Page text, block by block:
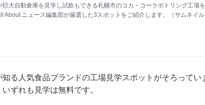
大自動倉庫を見学し試飲もできる札幌市のコカ・コーラボトリング工場
About ニュース編集部が厳選した3スポットをご紹介します。（サムネイ
る人気食品ブランドの工場見学スポットがそろってい
ずれも見学は無料です。